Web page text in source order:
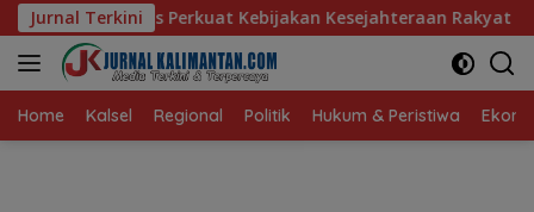
Langsung
ke
konten
Jurnal Terkini
Kebijakan Kesejahteraan Rakyat Baru 10
Home Kalsel Regional Politik Hukum & Peristiwa